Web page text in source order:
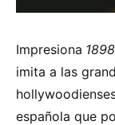
Impresiona
imita a las
española que